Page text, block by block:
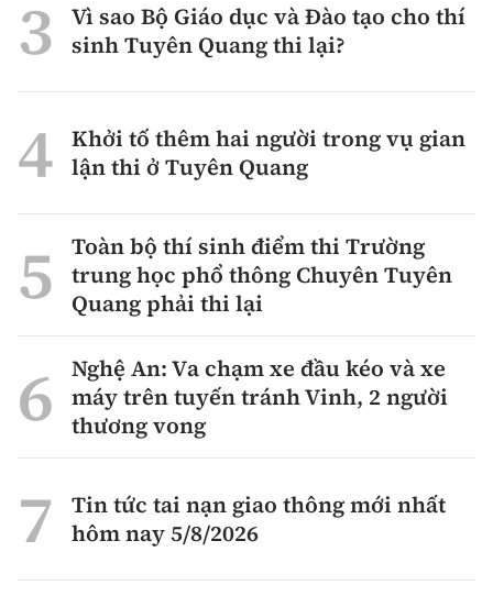
Vì sao Bộ Giáo dục và Đào tạo cho thí
sinh Tuyên Quang thi lại?
Khởi tố thêm hai người trong vụ gian
lận thi ở Tuyên Quang
Toàn bộ thí sinh điểm thi Trường
trung học phổ thông Chuyên Tuyên
Quang phải thi lại
Nghệ An: Va chạm xe đầu kéo và xe
máy trên tuyến tránh Vinh, 2 người
thương vong
Tin tức tai nạn giao thông mới nhất
hôm nay 5/8/2026